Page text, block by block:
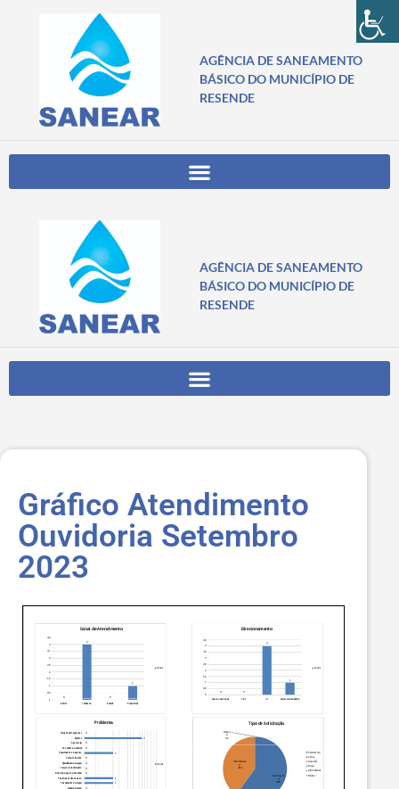
AGÊNCIA DE SANEAMENTO
BÁSICO DO MUNICÍPIO DE
RESENDE
AGÊNCIA DE SANEAMENTO
BÁSICO DO MUNICÍPIO DE
RESENDE
Gráfico Atendimento
Ouvidoria Setembro
2023